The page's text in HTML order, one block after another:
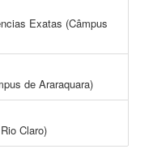
Exatas (Câmpus
de Araraquara)
Claro)